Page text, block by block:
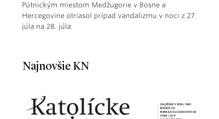
Pútnickým miestom Medžugorie v Bosne a
Hercegovine otriasol prípad vandalizmu v noci z 27.
júla na 28. júla.
Najnovšie KN